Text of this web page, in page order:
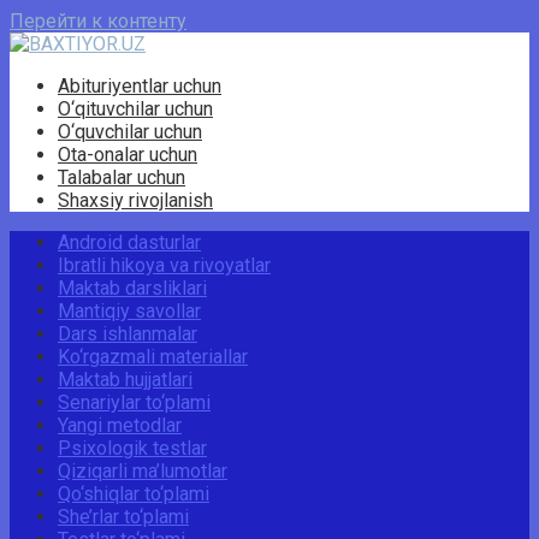
Перейти к контенту
Abituriyentlar uchun
O‘qituvchilar uchun
O‘quvchilar uchun
Ota-onalar uchun
Talabalar uchun
Shaxsiy rivojlanish
Android dasturlar
Ibratli hikoya va rivoyatlar
Maktab darsliklari
Mantiqiy savollar
Dars ishlanmalar
Ko‘rgazmali materiallar
Maktab hujjatlari
Senariylar to‘plami
Yangi metodlar
Psixologik testlar
Qiziqarli ma’lumotlar
Qo‘shiqlar to‘plami
She’rlar to‘plami